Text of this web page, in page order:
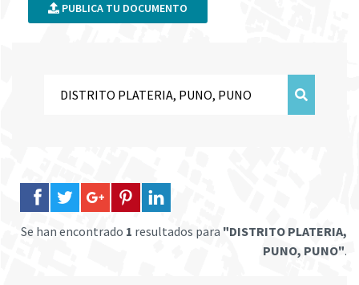
PUBLICA TU DOCUMENTO
Se han encontrado 1 resultados para "DISTRITO PLATERIA,
PUNO, PUNO".